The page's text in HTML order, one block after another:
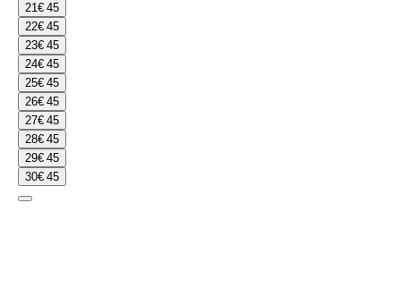
21€ 45
22€ 45
23€ 45
24€ 45
25€ 45
26€ 45
27€ 45
28€ 45
29€ 45
30€ 45